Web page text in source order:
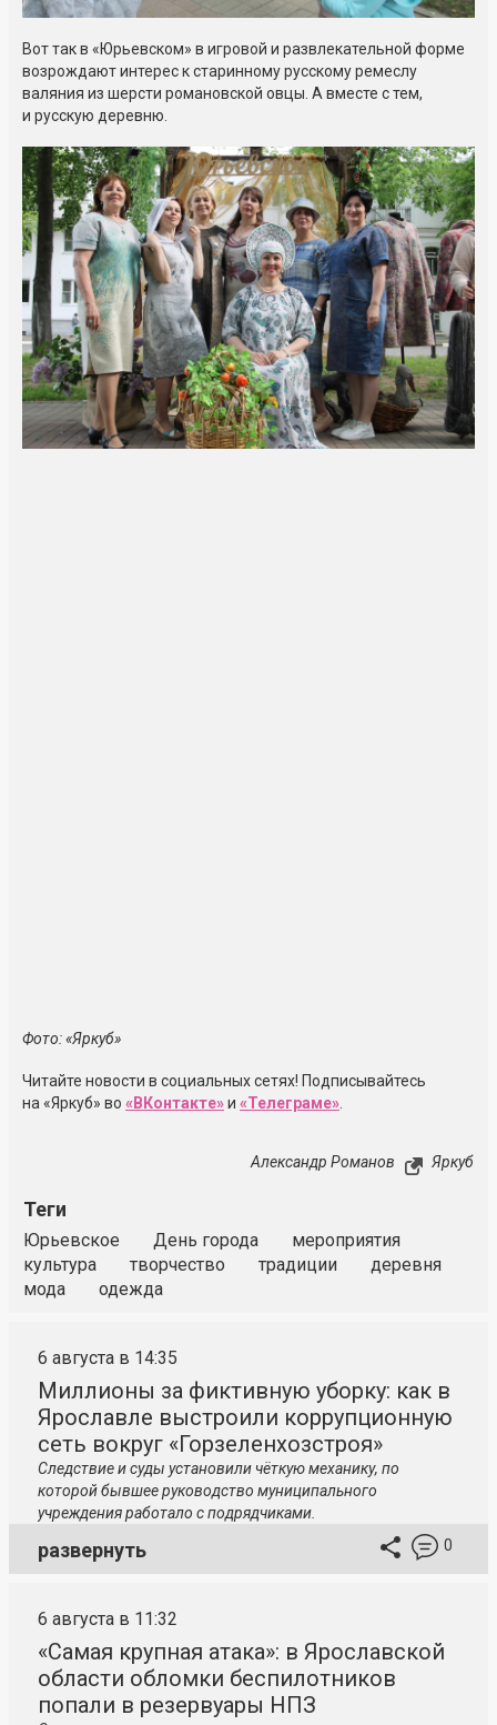
Вот так в «Юрьевском» в игровой и развлекательной форме
возрождают интерес к старинному русскому ремеслу
валяния из шерсти романовской овцы. А вместе с тем,
и русскую деревню.
Фото: «Яркуб»
Читайте новости в социальных сетях! Подписывайтесь
на «Яркуб» во «ВКонтакте»и «Телеграме».
Александр Романов Яркуб
Теги
Юрьевское День города
мероприятия
культура
творчество традиции
деревня
мода
одежда
6 августа в 14:35
Миллионы за фиктивную уборку: как в
Ярославле выстроили коррупционную
сеть вокруг «Горзеленхозстроя»
Следствие и суды установили чёткую механику, по
которой бывшее руководство муниципального
учреждения работало с подрядчиками.
развернуть 0
6 августа в 11:32
«Самая крупная атака»: в Ярославской
области обломки беспилотников
попали в резервуары НПЗ